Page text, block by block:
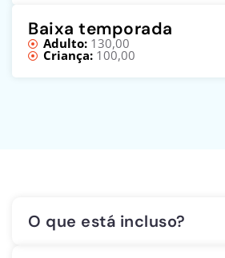
Baixa temporada
Adulto: 130,00
Criança: 100,00
O que está incluso?